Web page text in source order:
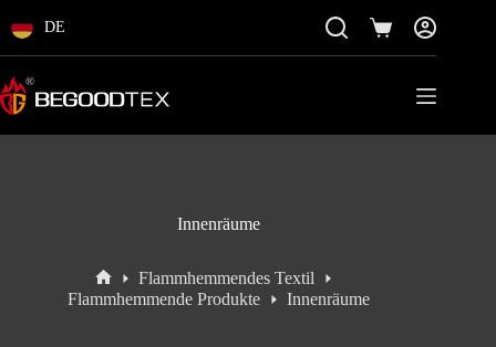
Inhalt
DE Einkaufswagen
Innenräume
Startseite
Flammhemmendes Textil
Flammhemmende Produkte
Innenräume